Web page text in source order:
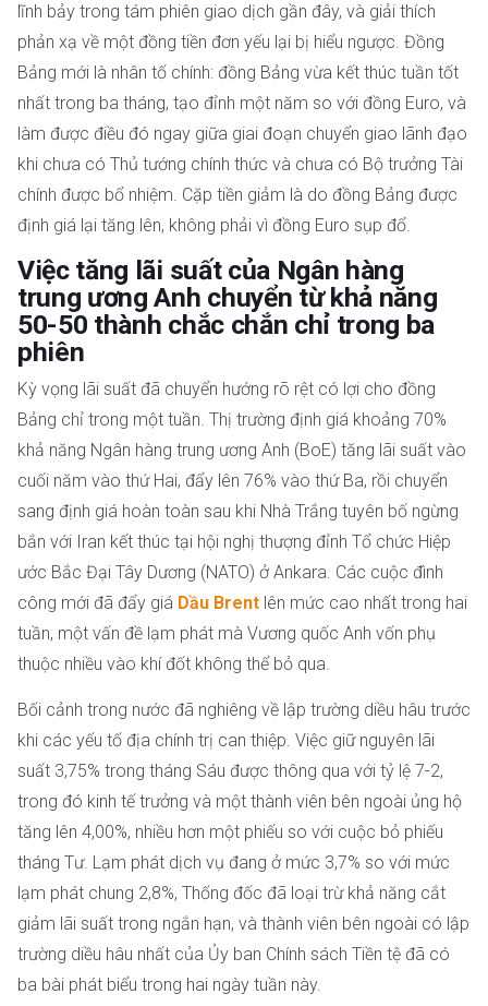
lĩnh bảy trong tám phiên giao dịch gần đây, và giải thích
phản xạ về một đồng tiền đơn yếu lại bị hiểu ngược. Đồng
Bảng mới là nhân tố chính: đồng Bảng vừa kết thúc tuần tốt
nhất trong ba tháng, tạo đỉnh một năm so với đồng Euro, và
làm được điều đó ngay giữa giai đoạn chuyển giao lãnh đạo
khi chưa có Thủ tướng chính thức và chưa có Bộ trưởng Tài
chính được bổ nhiệm. Cặp tiền giảm là do đồng Bảng được
định giá lại tăng lên, không phải vì đồng Euro sụp đổ.
Việc tăng lãi suất của Ngân hàng
trung ương Anh chuyển từ khả năng
50-50 thành chắc chắn chỉ trong ba
phiên
Kỳ vọng lãi suất đã chuyển hướng rõ rệt có lợi cho đồng
Bảng chỉ trong một tuần. Thị trường định giá khoảng 70%
khả năng Ngân hàng trung ương Anh (BoE) tăng lãi suất vào
cuối năm vào thứ Hai, đẩy lên 76% vào thứ Ba, rồi chuyển
sang định giá hoàn toàn sau khi Nhà Trắng tuyên bố ngừng
bắn với Iran kết thúc tại hội nghị thượng đỉnh Tổ chức Hiệp
ước Bắc Đại Tây Dương (NATO) ở Ankara. Các cuộc đình
công mới đã đẩy giá Dầu Brent lên mức cao nhất trong hai
tuần, một vấn đề lạm phát mà Vương quốc Anh vốn phụ
thuộc nhiều vào khí đốt không thể bỏ qua.
Bối cảnh trong nước đã nghiêng về lập trường diều hâu trước
khi các yếu tố địa chính trị can thiệp. Việc giữ nguyên lãi
suất 3,75% trong tháng Sáu được thông qua với tỷ lệ 7-2,
trong đó kinh tế trưởng và một thành viên bên ngoài ủng hộ
tăng lên 4,00%, nhiều hơn một phiếu so với cuộc bỏ phiếu
tháng Tư. Lạm phát dịch vụ đang ở mức 3,7% so với mức
lạm phát chung 2,8%, Thống đốc đã loại trừ khả năng cắt
giảm lãi suất trong ngắn hạn, và thành viên bên ngoài có lập
trường diều hâu nhất của Ủy ban Chính sách Tiền tệ đã có
ba bài phát biểu trong hai ngày tuần này.